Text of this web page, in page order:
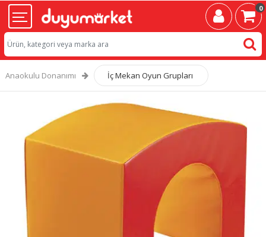
0
Anaokulu Donanımı İç Mekan Oyun Grupları